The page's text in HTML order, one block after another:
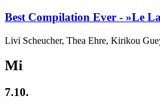
Best Compilation Ever - »Le
Livi Scheucher, Thea Ehre, Kirikou
Mi
7.10.